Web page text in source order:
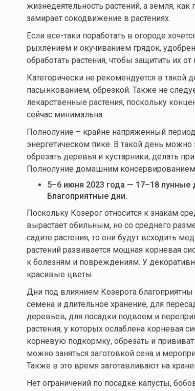
жизнедеятельность растений, а земля, как
замирает сокодвижение в растениях.
Если все-таки поработать в огороде
рыхлением и окучиванием грядок,
обработать растения, чтобы защитить их от
Категорически не рекомендуется в такой
пасынкованием, обрезкой. Также не
лекарственные растения, поскольку
сейчас минимальна.
Полнолуние – крайне напряженный
энергетическом пике. В такой день
обрезать деревья и кустарники, делать
Полнолуние домашним консервированием:
5–6 июня 2023 года — 17–18
Благоприятные дни.
Поскольку Козерог относится к знакам
вырастает обильным, но со среднего
садите растения, то они будут всходить
растений развивается мощная корневая
к болезням и повреждениям. У
красивые цветы.
Дни под влиянием Козерога
семена и длительное хранение, для
деревьев, для посадки подвоем и
растения, у которых ослаблена корневая
корневую подкормку, обрезать и
можно заняться заготовкой сена и
Также в это время заготавливают на
Нет ограничений по посадке капусты,